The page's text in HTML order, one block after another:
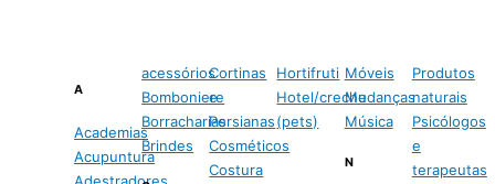
A
Academias
Acupuntura
acessórios
Bomboniere
Borracharias
Brindes
Cortinas
e
Persianas
Cosméticos
Costura
Hortifruti
Hotel/creche
(pets)
Móveis
Mudanças
Música
N
Produtos
naturais
Psicólogos
e
terapeutas